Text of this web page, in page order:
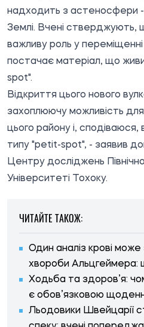
надходить з астеносфери -
Землі. Вчені стверджують,
важливу роль у переміщенні
постачає матеріал, що
spot".
Відкриття цього нового
захоплюючу можливість
цього району і, сподіваюся,
типу "petit-spot", - заявив
Центру досліджень
Університеті Тохоку.
ЧИТАЙТЕ ТАКОЖ:
Один аналіз крові може
хвороби Альцгеймера:
Ходьба та здоров’я:
є обов’язковою
Льодовики Швейцарії